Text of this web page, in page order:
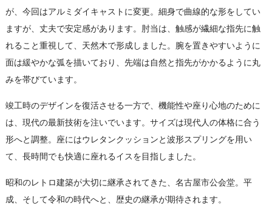
が、今回はアルミダイキャストに変更。細身で曲線的な形をしてい
ますが、丈夫で安定感があります。肘当は、触感が繊細な指先に触
れること重視して、天然木で形成しました。腕を置きやすいように
面は緩やかな弧を描いており、先端は自然と指先がかかるように丸
みを帯びています。
竣工時のデザインを復活させる一方で、機能性や座り心地のために
は、現代の最新技術を注いでいます。サイズは現代人の体格に合う
形へと調整。座にはウレタンクッションと波形スプリングを用い
て、長時間でも快適に座れるイスを目指しました。
昭和のレトロ建築が大切に継承されてきた、名古屋市公会堂。平
成、そして令和の時代へと、歴史の継承が期待されます。